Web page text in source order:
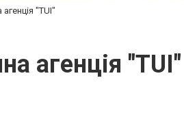
"TUI"
агенція "TUI"